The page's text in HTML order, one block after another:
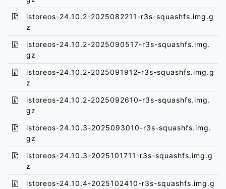
istoreos-24.10.2-2025082211-r3s-squashfs.img.g
z
istoreos-24.10.2-2025090517-r3s-squashfs.img.
gz
istoreos-24.10.2-2025091912-r3s-squashfs.img.g
z
istoreos-24.10.2-2025092610-r3s-squashfs.img.
gz
istoreos-24.10.3-2025093010-r3s-squashfs.img.
gz
istoreos-24.10.3-2025101711-r3s-squashfs.img.g
z
istoreos-24.10.4-2025102410-r3s-squashfs.img.g